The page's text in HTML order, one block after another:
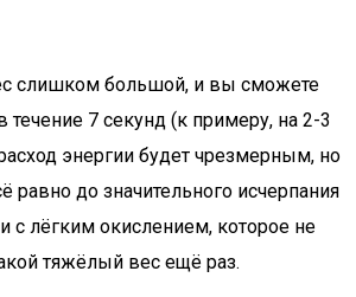
слишком большой, и вы сможете
течение 7 секунд (к примеру, на 2-3
энергии будет чрезмерным, но
равно до значительного исчерпания
с лёгким окислением, которое не
тяжёлый вес ещё раз.